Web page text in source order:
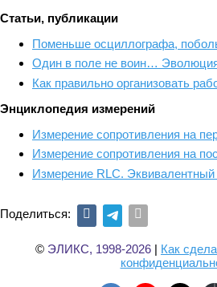
Статьи, публикации
Поменьше осциллографа,
Один в поле не воин…
Как правильно организовать
Энциклопедия измерений
Измерение сопротивления на
Измерение сопротивления на
Измерение RLС.
Поделиться:
© ЭЛИКС, 1998-2026 | Как